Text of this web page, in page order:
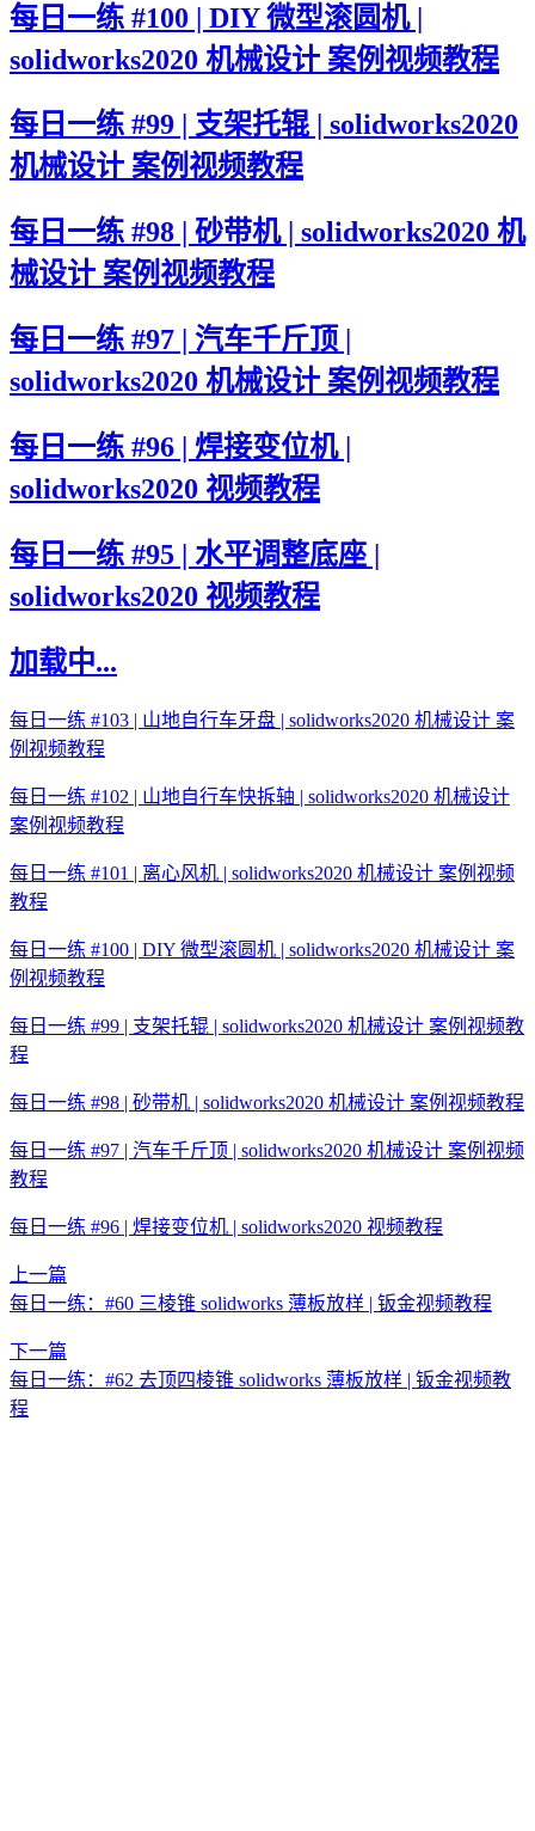
每日一练 #100 | DIY 微型滚圆机 |
solidworks2020 机械设计 案例视频教程
每日一练 #99 | 支架托辊 | solidworks2020
机械设计 案例视频教程
每日一练 #98 | 砂带机 | solidworks2020 机
械设计 案例视频教程
每日一练 #97 | 汽车千斤顶 |
solidworks2020 机械设计 案例视频教程
每日一练 #96 | 焊接变位机 |
solidworks2020 视频教程
每日一练 #95 | 水平调整底座 |
solidworks2020 视频教程
加载中...
每日一练 #103 | 山地自行车牙盘 | solidworks2020 机械设计 案
例视频教程
每日一练 #102 | 山地自行车快拆轴 | solidworks2020 机械设计
案例视频教程
每日一练 #101 | 离心风机 | solidworks2020 机械设计 案例视频
教程
每日一练 #100 | DIY 微型滚圆机 | solidworks2020 机械设计 案
例视频教程
每日一练 #99 | 支架托辊 | solidworks2020 机械设计 案例视频教
程
每日一练 #98 | 砂带机 | solidworks2020 机械设计 案例视频教程
每日一练 #97 | 汽车千斤顶 | solidworks2020 机械设计 案例视频
教程
每日一练 #96 | 焊接变位机 | solidworks2020 视频教程
上一篇
每日一练：#60 三棱锥 solidworks 薄板放样 | 钣金视频教程
下一篇
每日一练：#62 去顶四棱锥 solidworks 薄板放样 | 钣金视频教
程